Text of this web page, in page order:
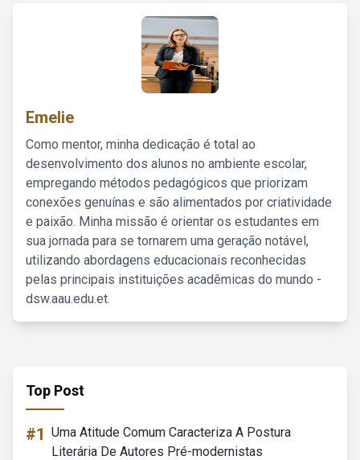
Emelie
Como mentor, minha dedicação é total ao
desenvolvimento dos alunos no ambiente escolar,
empregando métodos pedagógicos que priorizam
conexões genuínas e são alimentados por criatividade
e paixão. Minha missão é orientar os estudantes em
sua jornada para se tornarem uma geração notável,
utilizando abordagens educacionais reconhecidas
pelas principais instituições acadêmicas do mundo -
dsw.aau.edu.et.
Top Post
#1 Uma Atitude Comum Caracteriza A Postura
Literária De Autores Pré-modernistas